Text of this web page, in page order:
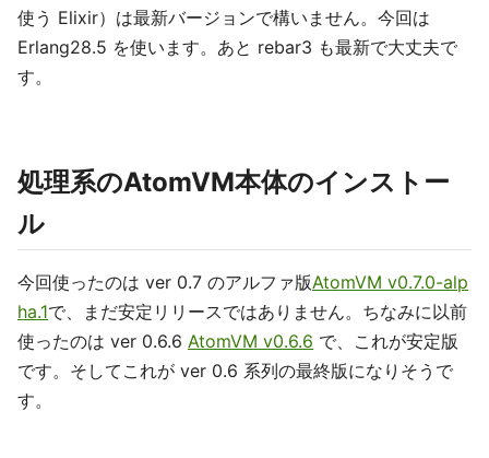
使う Elixir）は最新バージョンで構いません。今回は
Erlang28.5 を使います。あと rebar3 も最新で大丈夫で
す。
処理系のAtomVM本体のインストー
ル
今回使ったのは ver 0.7 のアルファ版AtomVM v0.7.0-alp
ha.1で、まだ安定リリースではありません。ちなみに以前
使ったのは ver 0.6.6 AtomVM v0.6.6 で、これが安定版
です。そしてこれが ver 0.6 系列の最終版になりそうで
す。